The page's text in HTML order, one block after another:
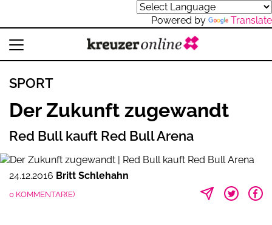
Powered by Translate
SPORT
Der Zukunft zugewandt
Red Bull kauft Red Bull Arena
24.12.2016 Britt Schlehahn
0 KOMMENTAR(E)